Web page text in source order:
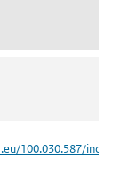
100.030.587/